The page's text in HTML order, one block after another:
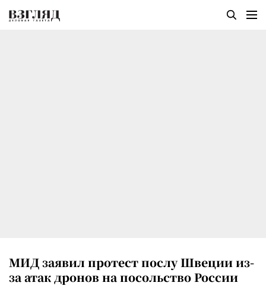
МИД заявил протест послу Швеции из-
за атак дронов на посольство России